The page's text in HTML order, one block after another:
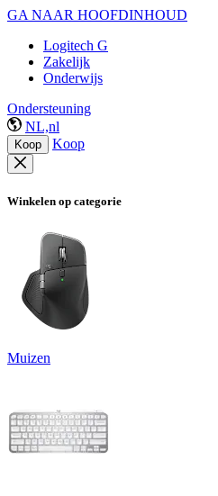
GA NAAR HOOFDINHOUD
Logitech G
Zakelijk
Onderwijs
Ondersteuning
NL,nl
Koop Koop
Winkelen op categorie
Muizen